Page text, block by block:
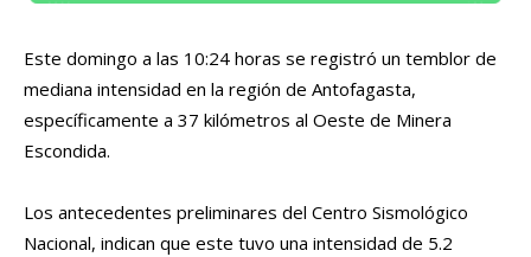
Este domingo a las 10:24 horas se registró un temblor de
mediana intensidad en la región de Antofagasta,
específicamente a 37 kilómetros al Oeste de Minera
Escondida.
Los antecedentes preliminares del Centro Sismológico
Nacional, indican que este tuvo una intensidad de 5.2